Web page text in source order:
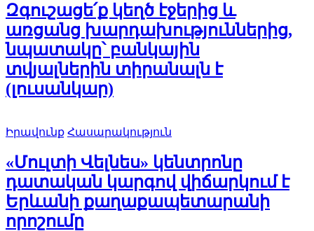
Զգուշացե՛ք կեղծ էջերից և
առցանց խարդախություններից,
նպատակը՝ բանկային
տվյալներին տիրանալն է
(լուսանկար)
Իրավունք Հասարակություն
«Մուլտի Վելնես» կենտրոնը
դատական կարգով վիճարկում է
Երևանի քաղաքապետարանի
որոշումը